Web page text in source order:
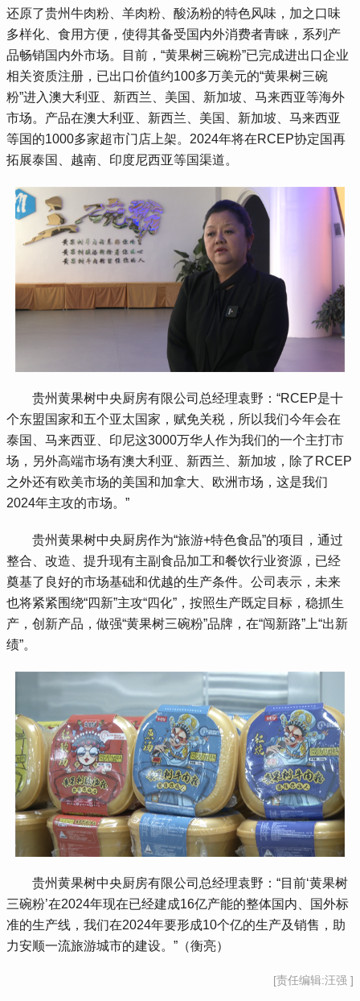
还原了贵州牛肉粉、羊肉粉、酸汤粉的特色风味，加之口味
多样化、食用方便，使得其备受国内外消费者青睐，系列产
品畅销国内外市场。目前，“黄果树三碗粉”已完成进出口企业
相关资质注册，已出口价值约100多万美元的“黄果树三碗
粉”进入澳大利亚、新西兰、美国、新加坡、马来西亚等海外
市场。产品在澳大利亚、新西兰、美国、新加坡、马来西亚
等国的1000多家超市门店上架。2024年将在RCEP协定国再
拓展泰国、越南、印度尼西亚等国渠道。
贵州黄果树中央厨房有限公司总经理袁野：“RCEP是十
个东盟国家和五个亚太国家，赋免关税，所以我们今年会在
泰国、马来西亚、印尼这3000万华人作为我们的一个主打市
场，另外高端市场有澳大利亚、新西兰、新加坡，除了RCEP
之外还有欧美市场的美国和加拿大、欧洲市场，这是我们
2024年主攻的市场。”
贵州黄果树中央厨房作为“旅游+特色食品”的项目，通过
整合、改造、提升现有主副食品加工和餐饮行业资源，已经
奠基了良好的市场基础和优越的生产条件。公司表示，未来
也将紧紧围绕“四新”主攻“四化”，按照生产既定目标，稳抓生
产，创新产品，做强“黄果树三碗粉”品牌，在“闯新路”上“出新
绩”。
贵州黄果树中央厨房有限公司总经理袁野：“目前‘黄果树
三碗粉’在2024年现在已经建成16亿产能的整体国内、国外标
准的生产线，我们在2024年要形成10个亿的生产及销售，助
力安顺一流旅游城市的建设。”（衡亮）
[责任编辑:汪强 ]